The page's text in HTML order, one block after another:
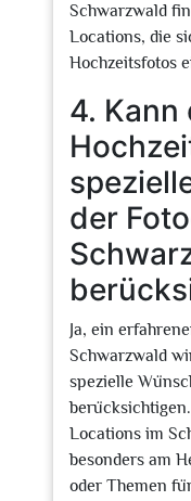
Schwarzwald
Locations, die
Hochzeitsfotos
4. Kann
der
Ja, ein
Schwarzwald
spezielle
Locations im
besonders am
oder Themen